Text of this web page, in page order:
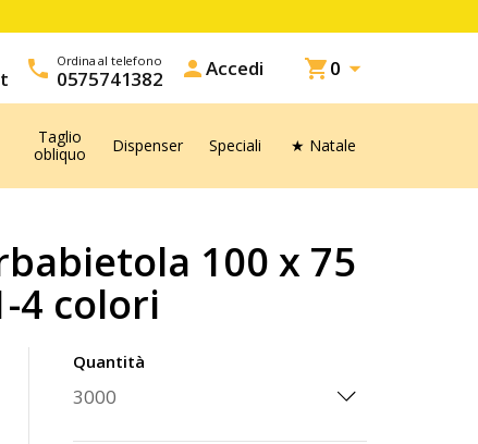
call Ordina al telefono
0575741382 personAccedi shopping_cart0 
Taglio
obliquo
Dispenser Speciali ★ Natale
100 x 75
4 colori
Quantità